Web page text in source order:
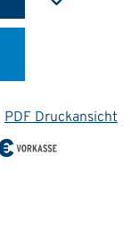
PDF Druckansicht